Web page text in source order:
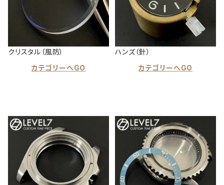
クリスタル（風防）
カテゴリーへGO
ハンズ（針）
カテゴリーへGO